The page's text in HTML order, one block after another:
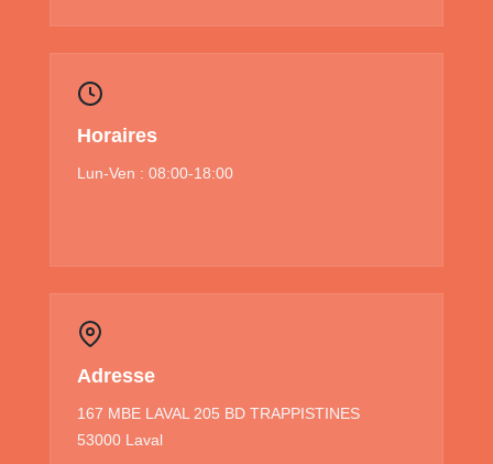
Horaires
Lun-Ven : 08:00-18:00
Adresse
167 MBE LAVAL 205 BD TRAPPISTINES
53000 Laval